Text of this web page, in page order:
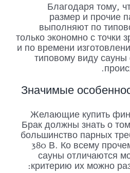
Благодаря тому,
размер и прочие
выполняют по
только экономно с точки
и по времени
типовому виду
Значимые
Желающие купить
Брак должны знать о
большинство парных
380 В. Ко всему
сауны отличаются
критерию их можно